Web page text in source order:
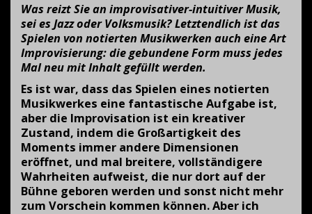
Was reizt Sie an improvisativer-intuitiver Musik,
sei es Jazz oder Volksmusik? Letztendlich ist das
Spielen von notierten Musikwerken auch eine Art
Improvisierung: die gebundene Form muss jedes
Mal neu mit Inhalt gefüllt werden.
Es ist war, dass das Spielen eines notierten
Musikwerkes eine fantastische Aufgabe ist,
aber die Improvisation ist ein kreativer
Zustand, indem die Großartigkeit des
Moments immer andere Dimensionen
eröffnet, und mal breitere, vollständigere
Wahrheiten aufweist, die nur dort auf der
Bühne geboren werden und sonst nicht mehr
zum Vorschein kommen können. Aber ich